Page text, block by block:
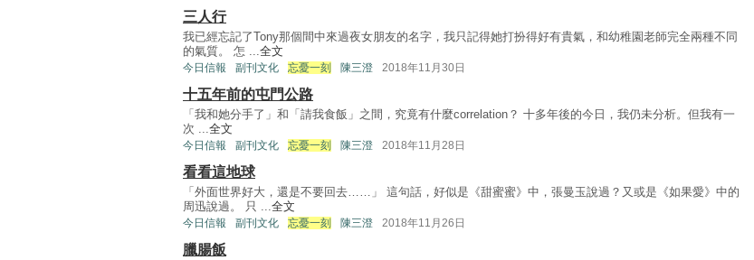
三人行
我已經忘記了Tony那個間中來過夜女朋友的名字，我只記得她打扮得好有貴氣，和幼稚園老師完全兩種不同
的氣質。 怎 ...全文
今日信報 副刊文化 忘憂一刻 陳三澄 2018年11月30日
十五年前的屯門公路
「我和她分手了」和「請我食飯」之間，究竟有什麼correlation？ 十多年後的今日，我仍未分析。但我有一
次 ...全文
今日信報 副刊文化 忘憂一刻 陳三澄 2018年11月28日
看看這地球
「外面世界好大，還是不要回去……」 這句話，好似是《甜蜜蜜》中，張曼玉說過？又或是《如果愛》中的
周迅說過。 只 ...全文
今日信報 副刊文化 忘憂一刻 陳三澄 2018年11月26日
臘腸飯